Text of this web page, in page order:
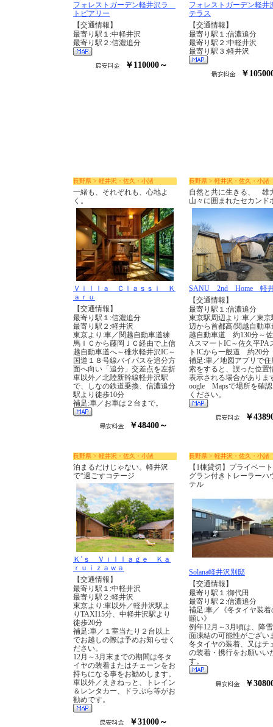
フォレストガーデン軽井沢ラ
トピアリー
【交通情報】
最寄り駅１:中軽井沢
最寄り駅２:信濃追分
￥110000～
フォレストガーデン軽井
テラス
【交通情報】
最寄り駅１:信濃追分
最寄り駅２:中軽井沢
最寄り駅３:軽井沢
￥
長野県 > 軽井沢・佐久・小諸
一緒も、それぞれも、心地よ
く。
Ｖｉｌｌａ Ｃｌａｓｓｉ Ｋ
ａｒｕ
【交通情報】
最寄り駅１:信濃追分
最寄り駅２:軽井沢
東京より:車／関越自動車道練
馬ＩＣから藤岡ＪＣ経由で上信
越自動車道へ～碓氷軽井沢IC～
国道１８号線バイパスを追分方
面へ向い「追分」交差点を左折
車以外／北陸新幹線軽井沢駅
で、しなの鉄道乗換、信濃追分
駅より徒歩10分
補足:車／お車は２台まで。
￥48400～
長野県 > 軽井沢・佐久・小諸
自然と共に生きる、 雄
山々に囲まれたセカンド
SANU 2nd Home 軽井
【交通情報】
最寄り駅１:信濃追分
東京駅周辺より:車／東京
辺から首都高/関越自動車
越自動車道 約130分～
AスマートIC～佐久平PA
トICから一般道 約20分
補足:車／地図アプリで住
索をすると、誤った位置
表示される場合がありま
oogle Mapsで場所を確
ください。
￥
長野県 > 軽井沢・佐久・小諸
泊まるだけじゃない。軽井沢
で“過ごすコテージ
Ｋ’ｓ Ｖｉｌｌａｇｅ Ｋａ
ｒｕｉｚａｗａ
【交通情報】
最寄り駅１:中軽井沢
最寄り駅２:軽井沢
東京より:車以外／軽井沢駅よ
りTAXI15分、中軽井沢駅より
徒歩20分
補足:車／１室当たり２台以上
でお越しの際は予めお知らせく
ださい。
12月～3月末までの期間は冬タ
イヤの装着またはチェーンをお
持ちになる事をお勧めします。
車以外／えきねっと、トレイン
＆レンタカー、ドラぷら等がお
勧めです。
￥31000～
長野県 > 軽井沢・佐久・小諸
【1棟貸切】プライベー
グラン付きトレーラーハ
テル
Solana軽井沢別邸
【交通情報】
最寄り駅１:御代田
最寄り駅２:信濃追分
補足:車／《冬タイヤ装着
願い》
例年12月～3月頃は、降
面凍結の可能性がござい
冬タイヤの装着、又はチ
の装着・携行をお願いい
す。
￥